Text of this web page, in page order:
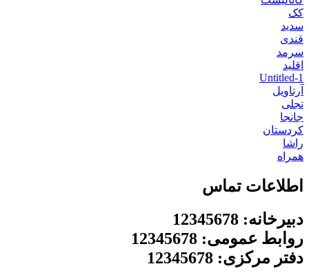
کک
سدید
قندی
سرمد
اقلید
Untitled-1
آرتاویل
تجلی
جانجا
کردستان
راشا
همراه
اطلاعات تماس
دبیرخانه: 12345678
روابط عمومی: 12345678
دفتر مرکزی: 12345678